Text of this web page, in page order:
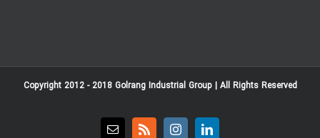
Copyright 2012 - 2018 Golrang Industrial Group| All Rights Reserved
LinkedIn
Instagram
Rss
Email